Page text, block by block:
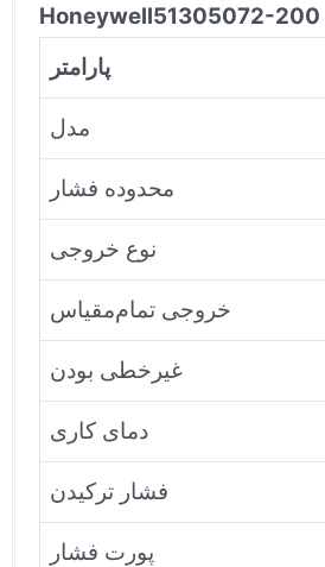
Honeywell51305072-200
پارامتر
مدل
محدوده فشار
نوع خروجی
خروجی تمام‌مقیاس
غیرخطی بودن
دمای کاری
فشار ترکیدن
پورت فشار